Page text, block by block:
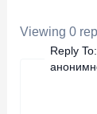
Viewing 0
Reply